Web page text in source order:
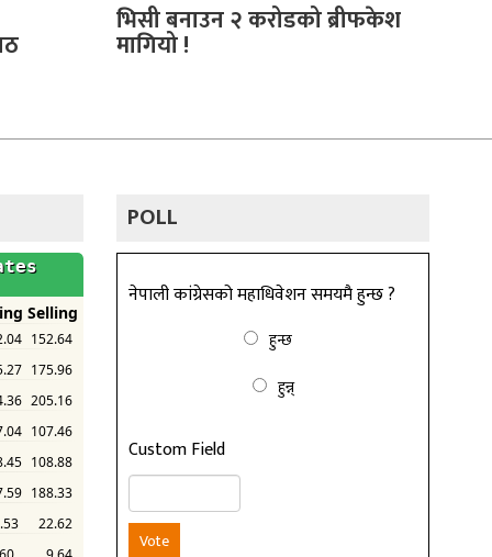
भिसी बनाउन २ करोडको ब्रीफकेश
मागियो !
POLL
नेपाली कांग्रेसको महाधिवेशन समयमै हुन्छ ?
हुन्छ
हुन्न्
Custom Field
Vote